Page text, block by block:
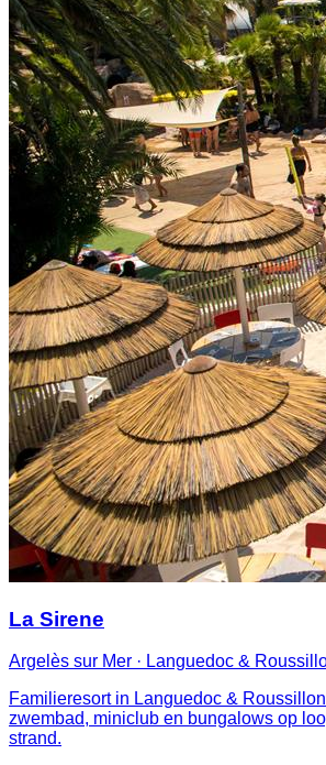
La Sirene
Argelès sur Mer · Languedoc &
Familieresort in Languedoc &
zwembad, miniclub en bungalows op
strand.